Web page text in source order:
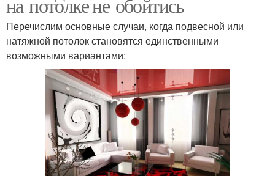
Перечислим основные случаи, когда подвесной или
натяжной потолок становятся единственными
возможными вариантами: